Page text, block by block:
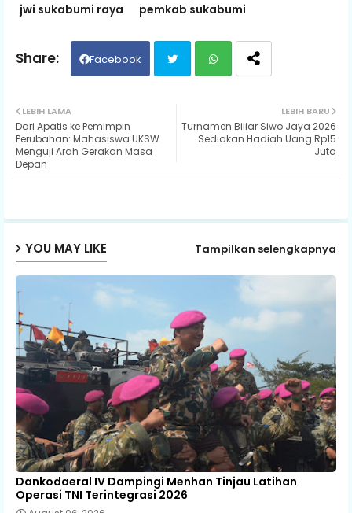
jwi sukabumi raya
pemkab sukabumi
Facebook
ats
LEBIH BARU
Turnamen Biliar Siwo Jaya 2026
Sediakan Hadiah Uang Rp15
Juta
LEBIH LAMA
Dari Apatis ke Pemimpin
Perubahan: Mahasiswa UKSW
Menguji Arah Gerakan Masa
Depan
YOU MAY LIKE Tampilkan selengkapnya
Dankodaeral IV Dampingi Menhan Tinjau Latihan
Operasi TNI Terintegrasi 2026